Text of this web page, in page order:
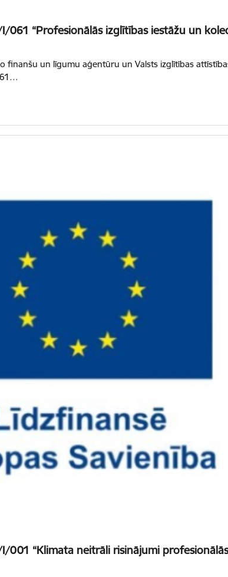
“Profesionālās izglītības iestāžu un
finanšu un līgumu aģentūru un Valsts izglītības
“Klimata neitrāli risinājumi